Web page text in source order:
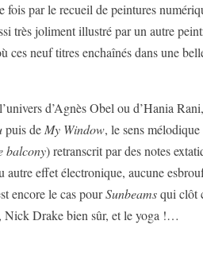
fois par le recueil de peintures
très joliment illustré par un autre
neuf titres enchaînés dans une
d’Agnès Obel ou d’Hania
puis de My Window, le sens
balcony) retranscrit par des notes
autre effet électronique, aucune
encore le cas pourSunbeamsqui clôt
Nick Drake bien sûr, et le yoga !…